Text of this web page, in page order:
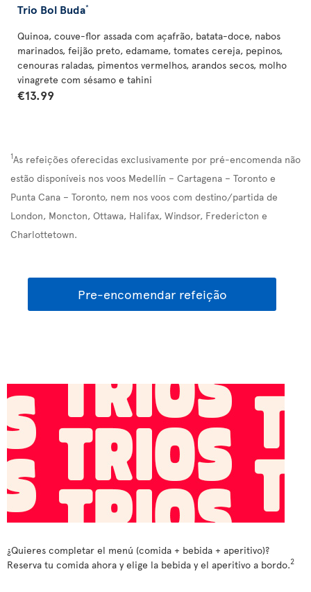
Trio Bol Buda*
Quinoa, couve-flor assada com açafrão, batata-doce, nabos
marinados, feijão preto, edamame, tomates cereja, pepinos,
cenouras raladas, pimentos vermelhos, arandos secos, molho
vinagrete com sésamo e tahini
€13.99
1As refeições oferecidas exclusivamente por pré-encomenda não
estão disponíveis nos voos Medellín – Cartagena – Toronto e
Punta Cana – Toronto, nem nos voos com destino/partida de
London, Moncton, Ottawa, Halifax, Windsor, Fredericton e
Charlottetown.
Pre-encomendar refeição
¿Quieres completar el menú (comida + bebida + aperitivo)?
Reserva tu comida ahora y elige la bebida y el aperitivo a bordo.2